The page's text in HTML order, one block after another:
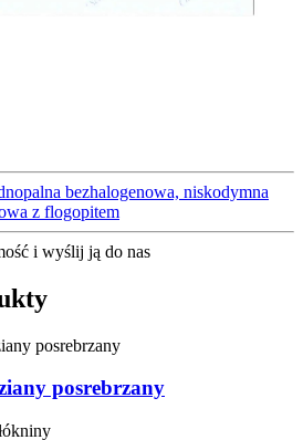
bezhalogenowa, niskodymna
z flogopitem
i wyślij ją do nas
posrebrzany